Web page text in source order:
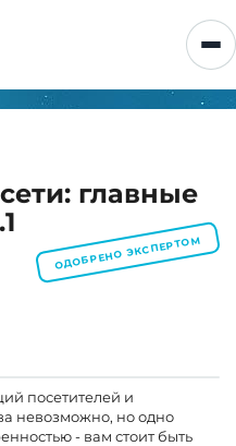
главные
ОДОБРЕНО ЭКСПЕРТОМ
посетителей и
невозможно, но одно
- вам стоит быть